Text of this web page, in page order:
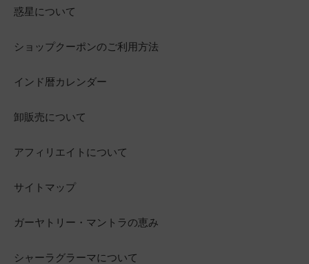
惑星について
ショップクーポンのご利用方法
インド暦カレンダー
卸販売について
アフィリエイトについて
サイトマップ
ガーヤトリー・マントラの恵み
シャーラグラーマについて